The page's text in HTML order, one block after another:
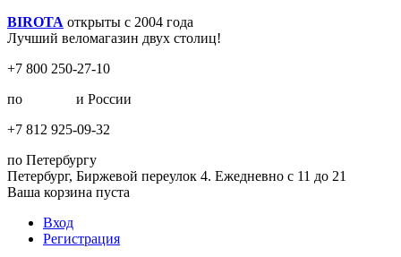
BIROTA открыты с 2004 года
Лучший веломагазин двух столиц!
+7 800 250-27-10
по
и России
+7 812 925-09-32
по Петербургу
Петербург, Биржевой переулок 4. Ежедневно с 11 до 21
Ваша корзина пуста
Вход
Регистрация